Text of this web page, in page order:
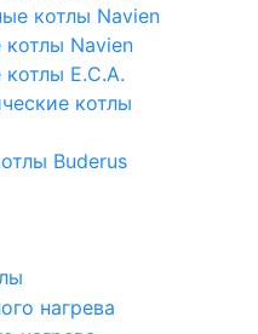
котлы Navien
котлы Navien
E.C.A.
котлы
Buderus